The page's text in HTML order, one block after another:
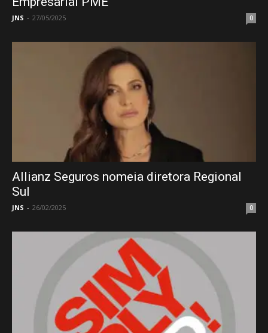
JNS - 27/05/2025 0
Allianz Seguros nomeia diretora Regional
Sul
JNS - 26/02/2025 0